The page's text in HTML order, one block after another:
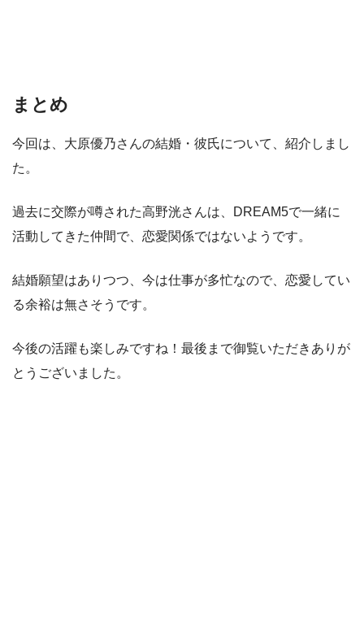
まとめ
今回は、大原優乃さんの結婚・彼氏について、紹介しまし
た。
過去に交際が噂された高野洸さんは、DREAM5で一緒に
活動してきた仲間で、恋愛関係ではないようです。
結婚願望はありつつ、今は仕事が多忙なので、恋愛してい
る余裕は無さそうです。
今後の活躍も楽しみですね！最後まで御覧いただきありが
とうございました。